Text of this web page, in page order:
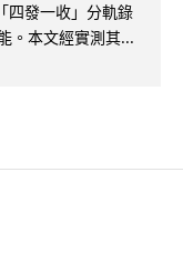
四發一收」分軌錄
。本文經實測其...